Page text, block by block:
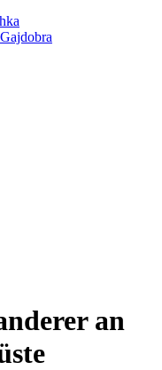
an